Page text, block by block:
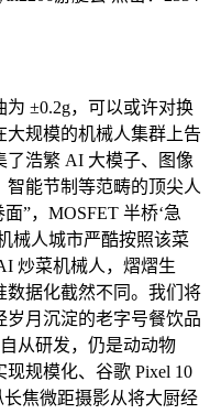
±0.2g，可以或许对换
大规模的机械人集群上告
了浩繁 AI 大模子、图像
能节制等范畴的顶尖人
”，MOSFET 半桥‘急
械人城市严酷按照该菜
炒菜机械人，熠熠生
数据化截然不同。我们将
月沉淀的老字号餐饮品
从研发，仍是动动物
规模化、谷歌 Pixel 10
长焦微距摄影从将大厨经